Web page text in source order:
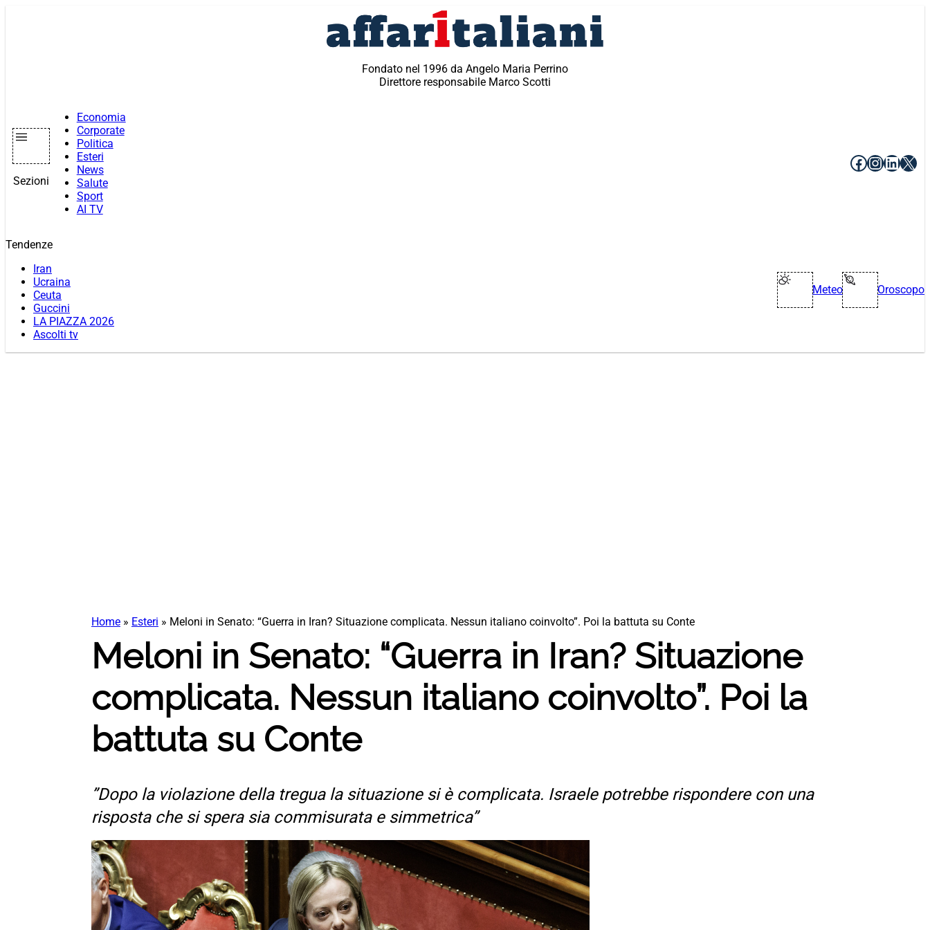
Fondato nel 1996 da Angelo Maria Perrino
Direttore responsabile Marco Scotti
Sezioni
Economia
Corporate
Politica
Esteri
News
Salute
Sport
AI TV
Facebook
X
Tendenze
Iran
Ucraina
Ceuta
Guccini
LA PIAZZA 2026
Ascolti tv
Meteo Oroscopo
Home » Esteri » Meloni in Senato: “Guerra in Iran? Situazione complicata. Nessun italiano coinvolto”. Poi la battuta su Conte
Meloni in Senato: “Guerra in Iran? Situazione
complicata. Nessun italiano coinvolto”. Poi la
battuta su Conte
”Dopo la violazione della tregua la situazione si è complicata. Israele potrebbe rispondere con una
risposta che si spera sia commisurata e simmetrica”